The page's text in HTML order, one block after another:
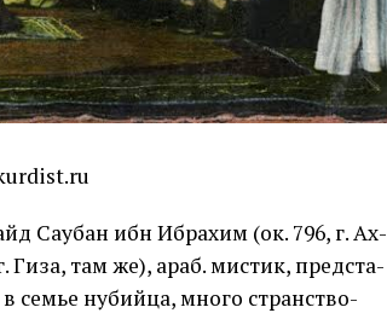
ибн Иб­ра­хим (ок. 796, г. Ах­
Ги­за, там же), араб. ми­стик, пред­ста­
в се­мье ну­бий­ца, мно­го стран­ст­во­